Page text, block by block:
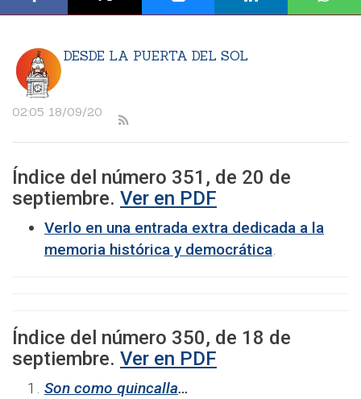
DESDE LA PUERTA DEL SOL
02:05 18/09/20
Índice del número 351 , de 20 de
septiembre. Ver en PDF
Verlo en una entrada extra dedicada a la
memoria histórica y democrática.
Índice del número 350, de 18 de
septiembre. Ver en PDF
Son como quincalla…